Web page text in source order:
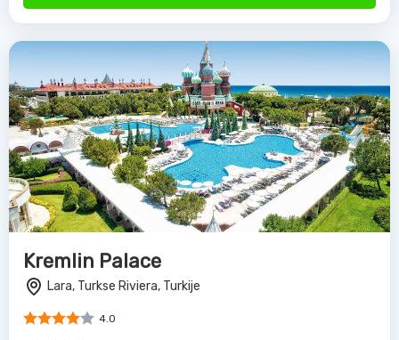
Kremlin Palace
Lara, Turkse Riviera, Turkije
4.0